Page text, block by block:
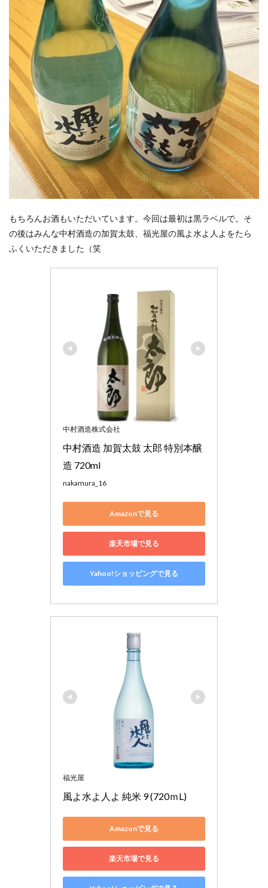
もちろんお酒もいただいています。今回は最初は黒ラベルで。そ
の後はみんな中村酒造の加賀太鼓、福光屋の風よ水よ人よをたら
ふくいただきました（笑
中村酒造株式会社
中村酒造 加賀太鼓 太郎 特別本醸
造 720ml
nakamura_16
Amazonで見る
楽天市場で見る
Yahoo!ショッピングで見る
福光屋
風よ水よ人よ 純米 9 (720ｍL)
Amazonで見る
楽天市場で見る